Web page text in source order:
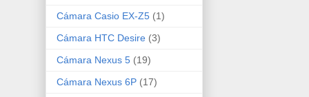
Cámara Casio EX-Z5 (1)
Cámara HTC Desire (3)
Cámara Nexus 5 (19)
Cámara Nexus 6P (17)